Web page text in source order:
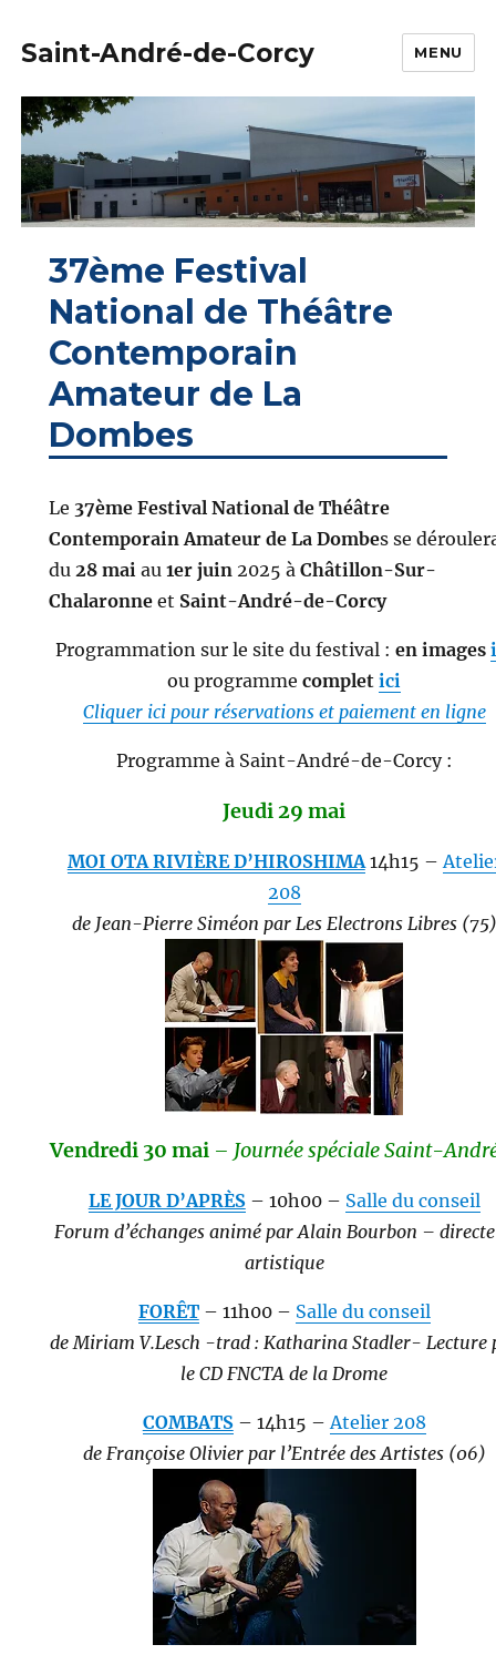
Saint-André-de-Corcy MENU
37ème Festival
National de Théâtre
Contemporain
Amateur de La
Dombes
Le 37ème Festival National de Théâtre
Contemporain Amateur de La Dombes se
du 28 mai au 1er juin 2025 à Châtillon-Sur-
Chalaronneet Saint-André-de-Corcy
Programmation sur le site du festival :en images
ou programmecomplet ici
Cliquer ici pour réservations et paiement en ligne
Programme à Saint-André-de-Corcy :
Jeudi 29 mai
MOI OTA RIVIÈRE D’HIROSHIMA14h15 –
208
de Jean-Pierre Siméon par Les Electrons Libres (75)
Vendredi 30 mai – Journée spéciale Saint-
LE JOUR D’APRÈS– 10h00 – Salle du conseil
Forum d’échanges animé par Alain Bourbon –
artistique
FORÊT– 11h00 – Salle du conseil
de Miriam V.Lesch -trad : Katharina Stadler- Lecture
le CD FNCTA de la Drome
COMBATS– 14h15 – Atelier 208
de Françoise Olivier par l’Entrée des Artistes (06)